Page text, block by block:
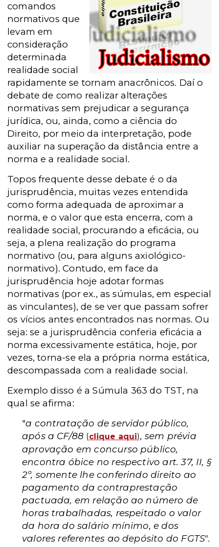
comandos
normativos que
levam em
consideração
determinada
realidade social
rapidamente se tornam anacrônicos. Daí o
debate de como realizar alterações
normativas sem prejudicar a segurança
jurídica, ou, ainda, como a ciência do
Direito, por meio da interpretação, pode
auxiliar na superação da distância entre a
norma e a realidade social.
Topos frequente desse debate é o da
jurisprudência, muitas vezes entendida
como forma adequada de aproximar a
norma, e o valor que esta encerra, com a
realidade social, procurando a eficácia, ou
seja, a plena realização do programa
normativo (ou, para alguns axiológico-
normativo). Contudo, em face da
jurisprudência hoje adotar formas
normativas (por ex., as súmulas, em especial
as vinculantes), de se ver que passam sofrer
os vícios antes encontrados nas normas. Ou
seja: se a jurisprudência conferia eficácia a
norma excessivamente estática, hoje, por
vezes, torna-se ela a própria norma estática,
descompassada com a realidade social.
Exemplo disso é a Súmula 363 do TST, na
qual se afirma:
"a contratação de servidor público,
após a CF/88 (clique aqui), sem prévia
aprovação em concurso público,
encontra óbice no respectivo art. 37, II, §
2º, somente lhe conferindo direito ao
pagamento da contraprestação
pactuada, em relação ao número de
horas trabalhadas, respeitado o valor
da hora do salário mínimo, e dos
valores referentes ao depósito do FGTS".